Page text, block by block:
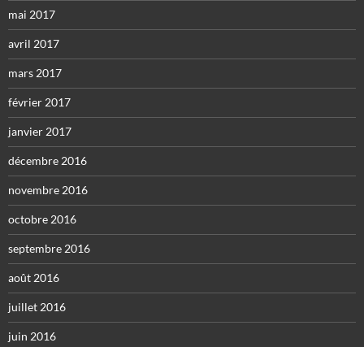
mai 2017
avril 2017
mars 2017
février 2017
janvier 2017
décembre 2016
novembre 2016
octobre 2016
septembre 2016
août 2016
juillet 2016
juin 2016